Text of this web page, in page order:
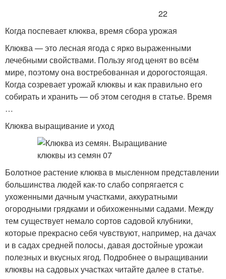
22
Когда поспевает клюква, время сбора урожая
Клюква — это лесная ягода с ярко выраженными
лечебными свойствами. Пользу ягод ценят во всём
мире, поэтому она востребованная и дорогостоящая.
Когда созревает урожай клюквы и как правильно его
собирать и хранить — об этом сегодня в статье. Время
…
Клюква выращивание и уход
Болотное растение клюква в мысленном представлении
большинства людей как-то слабо сопрягается с
ухоженными дачным участками, аккуратными
огородными грядками и обихоженными садами. Между
тем существует немало сортов садовой клубники,
которые прекрасно себя чувствуют, например, на дачах
и в садах средней полосы, давая достойные урожаи
полезных и вкусных ягод. Подробнее о выращивании
клюквы на садовых участках читайте далее в статье.